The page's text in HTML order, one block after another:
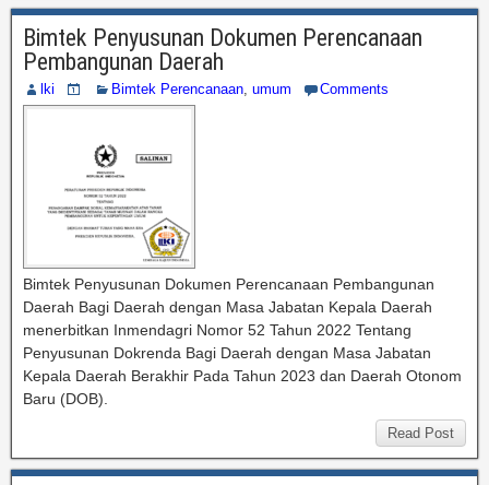
Bimtek Penyusunan Dokumen Perencanaan
Pembangunan Daerah
lki Bimtek Perencanaan, umum Comments
Bimtek Penyusunan Dokumen Perencanaan Pembangunan
Daerah Bagi Daerah dengan Masa Jabatan Kepala Daerah
menerbitkan Inmendagri Nomor 52 Tahun 2022 Tentang
Penyusunan Dokrenda Bagi Daerah dengan Masa Jabatan
Kepala Daerah Berakhir Pada Tahun 2023 dan Daerah Otonom
Baru (DOB).
Read Post